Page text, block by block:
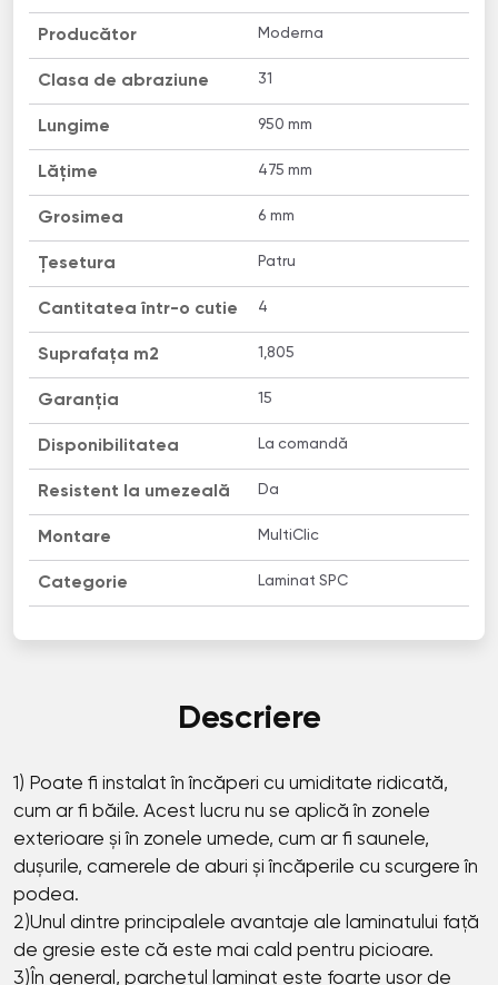
Producător Moderna
Clasa de abraziune 31
Lungime 950 mm
Lățime 475 mm
Grosimea 6 mm
Țesetura Patru
Cantitatea într-o cutie 4
Suprafața m2 1,805
Garanția 15
Disponibilitatea La comandă
Resistent la umezeală Da
Montare MultiClic
Categorie Laminat SPC
Descriere
1) Poate fi instalat în încăperi cu umiditate ridicată,
cum ar fi băile. Acest lucru nu se aplică în zonele
exterioare și în zonele umede, cum ar fi saunele,
dușurile, camerele de aburi și încăperile cu scurgere în
podea.
2)Unul dintre principalele avantaje ale laminatului față
de gresie este că este mai cald pentru picioare.
3)În general, parchetul laminat este foarte ușor de